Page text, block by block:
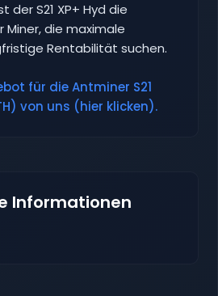
S21 XP+ Hyd die
die maximale
Rentabilität suchen.
für die Antminer S21
von uns (hier klicken).
Informationen